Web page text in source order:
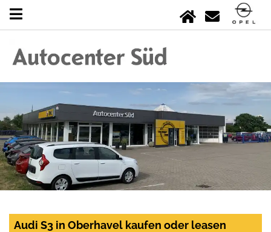
Audi S3 in Oberhavel kaufen oder leasen